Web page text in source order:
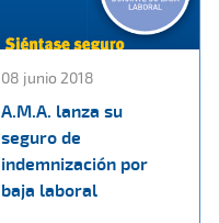
08 junio 2018
A.M.A. lanza su
seguro de
indemnización por
baja laboral